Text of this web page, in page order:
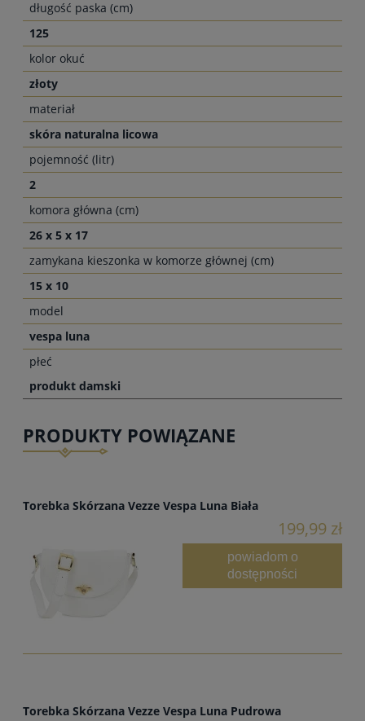
długość paska (cm)
125
kolor okuć
złoty
materiał
skóra naturalna licowa
pojemność (litr)
2
komora główna (cm)
26 x 5 x 17
zamykana kieszonka w komorze głównej (cm)
15 x 10
model
vespa luna
płeć
produkt damski
PRODUKTY POWIĄZANE
Torebka Skórzana Vezze Vespa Luna Biała
199,99 zł
powiadom o
dostępności
Torebka Skórzana Vezze Vespa Luna Pudrowa